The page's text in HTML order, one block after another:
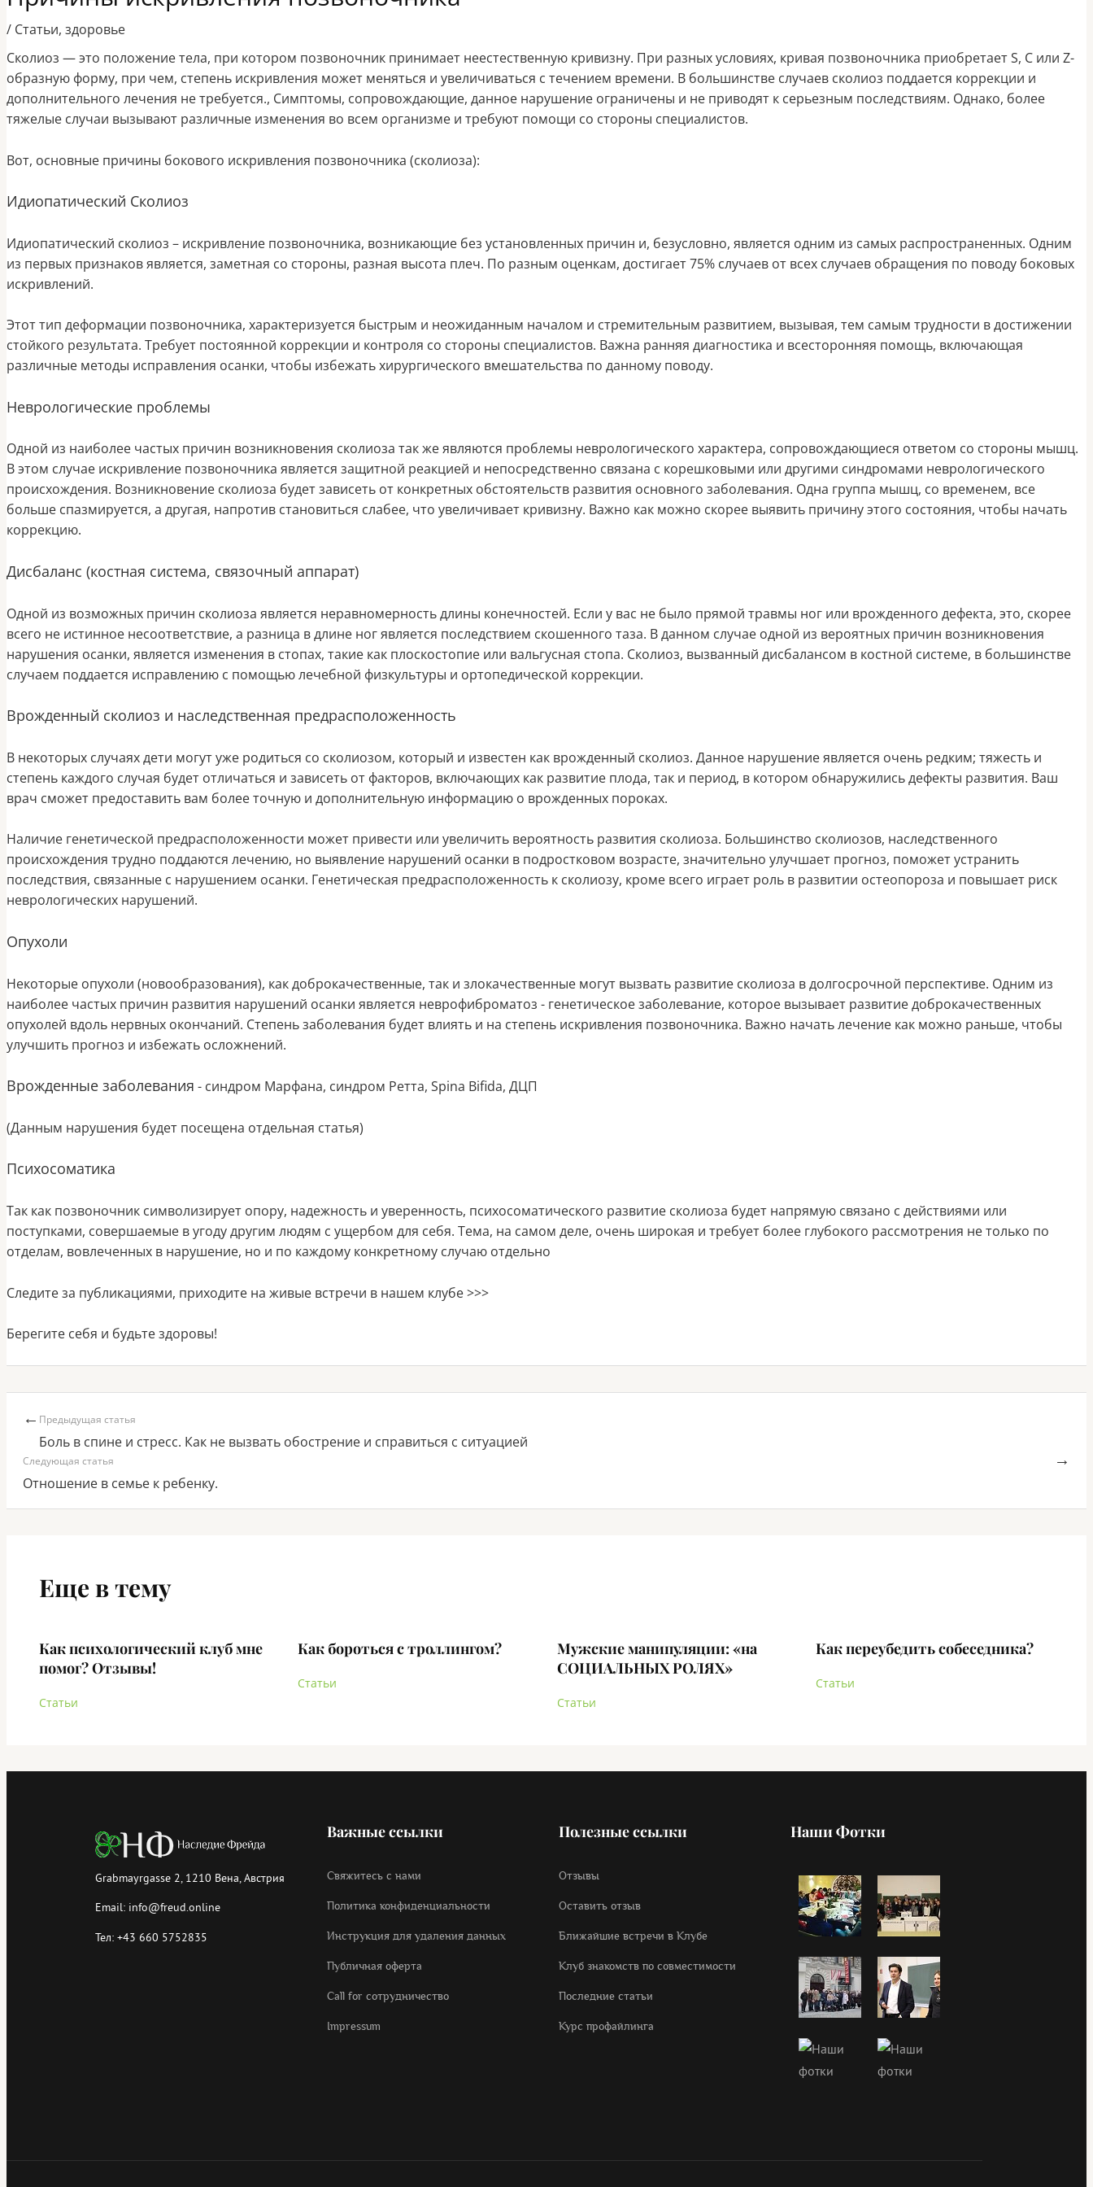
/ Статьи, здоровье
Сколиоз — это положение тела, при котором позвоночник принимает неестественную кривизну. При разных условиях, кривая позвоночника приобретает S, C или Z-
образную форму, при чем, степень искривления может меняться и увеличиваться с течением времени. В большинстве случаев сколиоз поддается коррекции и
дополнительного лечения не требуется., Симптомы, сопровождающие, данное нарушение ограничены и не приводят к серьезным последствиям. Однако, более
тяжелые случаи вызывают различные изменения во всем организме и требуют помощи со стороны специалистов.
Вот, основные причины бокового искривления позвоночника (сколиоза):
Идиопатический Сколиоз
Идиопатический сколиоз – искривление позвоночника, возникающие без установленных причин и, безусловно, является одним из самых распространенных. Одним
из первых признаков является, заметная со стороны, разная высота плеч. По разным оценкам, достигает 75% случаев от всех случаев обращения по поводу боковых
искривлений.
Этот тип деформации позвоночника, характеризуется быстрым и неожиданным началом и стремительным развитием, вызывая, тем самым трудности в достижении
стойкого результата. Требует постоянной коррекции и контроля со стороны специалистов. Важна ранняя диагностика и всесторонняя помощь, включающая
различные методы исправления осанки, чтобы избежать хирургического вмешательства по данному поводу.
Неврологические проблемы
Одной из наиболее частых причин возникновения сколиоза так же являются проблемы неврологического характера, сопровождающиеся ответом со стороны мышц.
В этом случае искривление позвоночника является защитной реакцией и непосредственно связана с корешковыми или другими синдромами неврологического
происхождения. Возникновение сколиоза будет зависеть от конкретных обстоятельств развития основного заболевания. Одна группа мышц, со временем, все
больше спазмируется, а другая, напротив становиться слабее, что увеличивает кривизну. Важно как можно скорее выявить причину этого состояния, чтобы начать
коррекцию.
Дисбаланс (костная система, связочный аппарат)
Одной из возможных причин сколиоза является неравномерность длины конечностей. Если у вас не было прямой травмы ног или врожденного дефекта, это, скорее
всего не истинное несоответствие, а разница в длине ног является последствием скошенного таза. В данном случае одной из вероятных причин возникновения
нарушения осанки, является изменения в стопах, такие как плоскостопие или вальгусная стопа. Сколиоз, вызванный дисбалансом в костной системе, в большинстве
случаем поддается исправлению с помощью лечебной физкультуры и ортопедической коррекции.
Врожденный сколиоз и наследственная предрасположенность
В некоторых случаях дети могут уже родиться со сколиозом, который и известен как врожденный сколиоз. Данное нарушение является очень редким; тяжесть и
степень каждого случая будет отличаться и зависеть от факторов, включающих как развитие плода, так и период, в котором обнаружились дефекты развития. Ваш
врач сможет предоставить вам более точную и дополнительную информацию о врожденных пороках.
Наличие генетической предрасположенности может привести или увеличить вероятность развития сколиоза. Большинство сколиозов, наследственного
происхождения трудно поддаются лечению, но выявление нарушений осанки в подростковом возрасте, значительно улучшает прогноз, поможет устранить
последствия, связанные с нарушением осанки. Генетическая предрасположенность к сколиозу, кроме всего играет роль в развитии остеопороза и повышает риск
неврологических нарушений.
Опухоли
Некоторые опухоли (новообразования), как доброкачественные, так и злокачественные могут вызвать развитие сколиоза в долгосрочной перспективе. Одним из
наиболее частых причин развития нарушений осанки является неврофиброматоз - генетическое заболевание, которое вызывает развитие доброкачественных
опухолей вдоль нервных окончаний. Степень заболевания будет влиять и на степень искривления позвоночника. Важно начать лечение как можно раньше, чтобы
улучшить прогноз и избежать осложнений.
Врожденные заболевания - синдром Марфана, синдром Ретта, Spina Bifida, ДЦП
(Данным нарушения будет посещена отдельная статья)
Психосоматика
Так как позвоночник символизирует опору, надежность и уверенность, психосоматического развитие сколиоза будет напрямую связано с действиями или
поступками, совершаемые в угоду другим людям с ущербом для себя. Тема, на самом деле, очень широкая и требует более глубокого рассмотрения не только по
отделам, вовлеченных в нарушение, но и по каждому конкретному случаю отдельно
Следите за публикациями, приходите на живые встречи в нашем клубе >>>
Берегите себя и будьте здоровы!
← Предыдущая статья
Боль в спине и стресс. Как не вызвать обострение и справиться с ситуацией
Следующая статья
Отношение в семье к ребенку.
→
Еще в тему
Как психологический клуб мне
помог? Отзывы!
Статьи
Как бороться с троллингом?
Статьи
Мужские манипуляции: «на
СОЦИАЛЬНЫХ РОЛЯХ»
Статьи
Как переубедить собеседника?
Статьи
Grabmayrgasse 2, 1210 Вена, Австрия
Email: info@freud.online
Тел: +43 660 5752835
Важные ссылки
Свяжитесь с нами
Политика конфиденциальности
Инструкция для удаления данных
Публичная оферта
Call for cотрудничество
Impressum
Полезные ссылки
Отзывы
Оставить отзыв
Ближайшие встречи в Клубе
Клуб знакомств по совместимости
Последние статьи
Курс профайлинга
Наши Фотки